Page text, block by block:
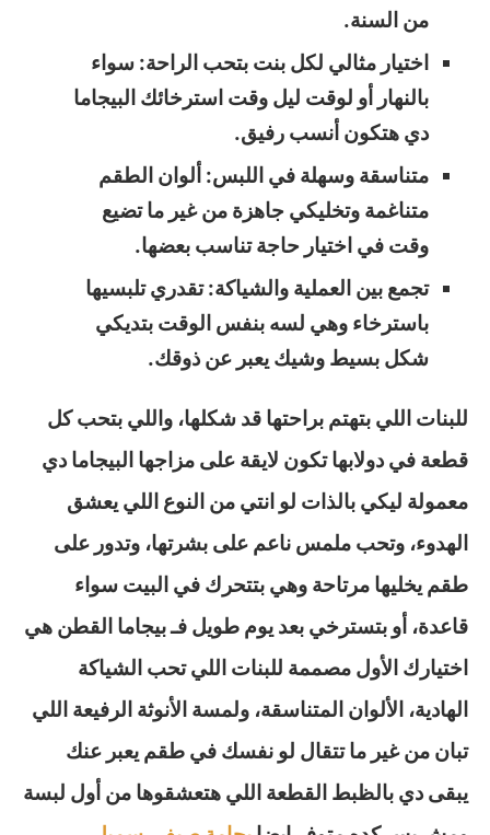
من السنة.
اختيار مثالي لكل بنت بتحب الراحة: سواء
بالنهار أو لوقت ليل وقت استرخائك البيجاما
دي هتكون أنسب رفيق.
متناسقة وسهلة في اللبس: ألوان الطقم
متناغمة وتخليكي جاهزة من غير ما تضيع
وقت في اختيار حاجة تناسب بعضها.
تجمع بين العملية والشياكة: تقدري تلبسيها
باسترخاء وهي لسه بنفس الوقت بتديكي
شكل بسيط وشيك يعبر عن ذوقك.
للبنات اللي بتهتم براحتها قد شكلها، واللي بتحب كل
قطعة في دولابها تكون لايقة على مزاجها البيجاما دي
معمولة ليكي بالذات لو انتي من النوع اللي يعشق
الهدوء، وتحب ملمس ناعم على بشرتها، وتدور على
طقم يخليها مرتاحة وهي بتتحرك في البيت سواء
قاعدة، أو بتسترخي بعد يوم طويل فـ بيجاما القطن هي
اختيارك الأول مصممة للبنات اللي تحب الشياكة
الهادية، الألوان المتناسقة، ولمسة الأنوثة الرفيعة اللي
تبان من غير ما تتقال لو نفسك في طقم يعبر عنك
يبقى دي بالظبط القطعة اللي هتعشقوها من أول لبسة